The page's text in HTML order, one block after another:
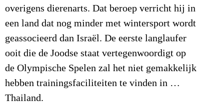
overigens dierenarts. Dat beroep verricht hij in
een land dat nog minder met wintersport wordt
geassocieerd dan Israël. De eerste langlaufer
ooit die de Joodse staat vertegenwoordigt op
de Olympische Spelen zal het niet gemakkelijk
hebben trainingsfaciliteiten te vinden in …
Thailand.